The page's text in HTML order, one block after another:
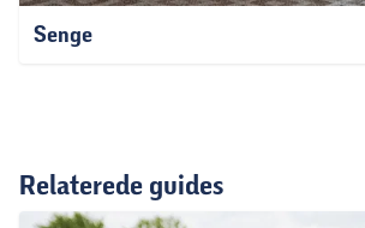
Senge
Relaterede guides